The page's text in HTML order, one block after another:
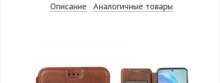
Описание Аналогичные товары